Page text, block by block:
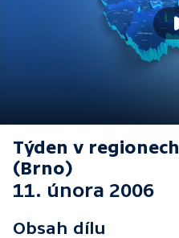
Týden v regionech
(Brno)
11. února 2006
Obsah dílu